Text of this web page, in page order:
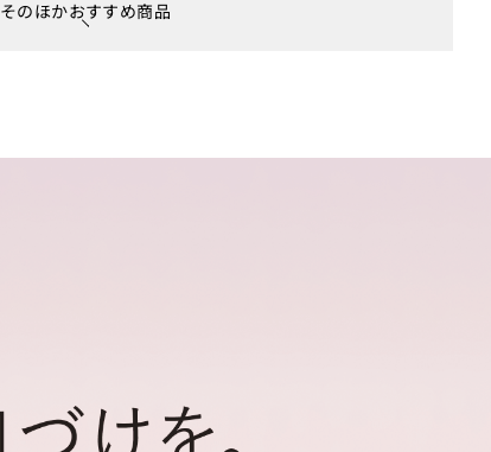
そのほかおすすめ商品